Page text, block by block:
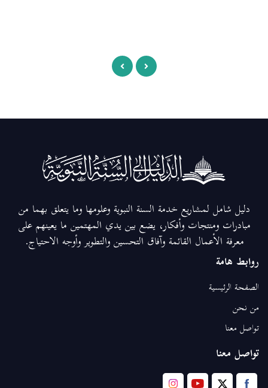
دليل شامل لمشاريع خدمة السنة النبوية وعلومها وما يتعلق بهما من
مبادرات ومنتجات وأفكار، يضع بين يدي المهتمين ما يعينهم على
معرفة الأعمال القائمة وآفاق التحسين والتطوير وأوجه الاحتياج.
روابط هامة
الصفحة الرئيسية
من نحن
تواصل معنا
تواصل معنا